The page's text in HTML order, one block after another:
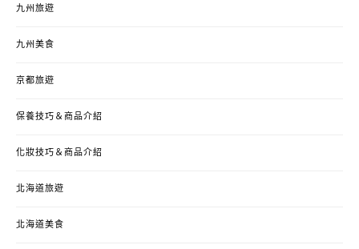
九州旅遊
九州美食
京都旅遊
保養技巧＆商品介紹
化妝技巧＆商品介紹
北海道旅遊
北海道美食